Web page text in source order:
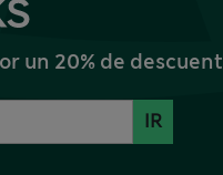
un 20% de
IR